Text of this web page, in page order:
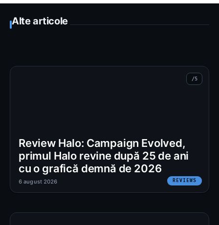
Alte articole
Review Halo: Campaign Evolved,
primul Halo revine după 25 de ani
cu o grafică demnă de 2026
REVIEWS
6 august 2026